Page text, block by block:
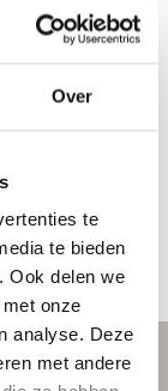
Over
te
te bieden
Ook delen we
onze
analyse. Deze
met andere
Vraag het